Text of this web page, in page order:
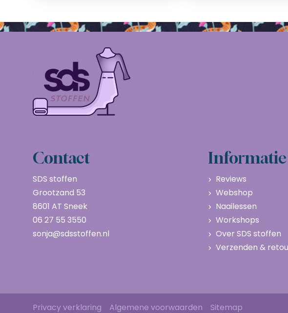
Contact
SDS stoffen
Grootzand 53
8601 AT Sneek
06 27 55 3550
sonja@sdsstoffen.nl
Informatie
Reviews
Webshop
Naailessen
Workshops
Over SDS stoffen
Verzenden &
Privacy verklaring Algemene voorwaarden Sitemap